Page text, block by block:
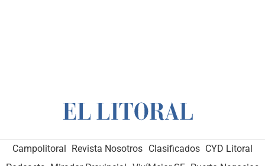
Campolitoral Revista Nosotros Clasificados CYD Litoral